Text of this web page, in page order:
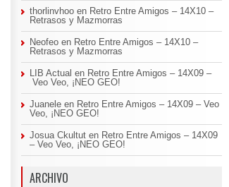
thorlinvhoo en Retro Entre Amigos – 14X10 –
Retrasos y Mazmorras
Neofeo en Retro Entre Amigos – 14X10 –
Retrasos y Mazmorras
LIB Actual en Retro Entre Amigos – 14X09 –
Veo Veo, ¡NEO GEO!
Juanele en Retro Entre Amigos – 14X09 – Veo
Veo, ¡NEO GEO!
Josua Ckultut en Retro Entre Amigos – 14X09
– Veo Veo, ¡NEO GEO!
ARCHIVO